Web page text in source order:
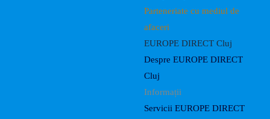
Parteneriate cu mediul de
afaceri
EUROPE DIRECT Cluj
Despre EUROPE DIRECT
Cluj
Informații
Servicii EUROPE DIRECT